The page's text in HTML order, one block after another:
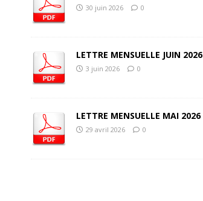
30 juin 2026 0
LETTRE MENSUELLE JUIN 2026
3 juin 2026 0
LETTRE MENSUELLE MAI 2026
29 avril 2026 0